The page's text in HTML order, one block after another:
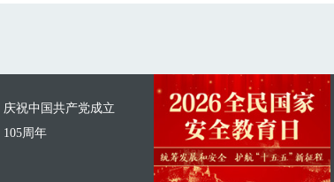
庆祝中国共产党成立
105周年